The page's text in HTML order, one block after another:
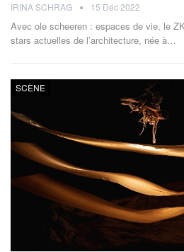
IRINA SCHRAG 15 Déc 2022
Avec ole scheeren : espaces de vie, le
stars actuelles de l’architecture, née à…
SCÈNE